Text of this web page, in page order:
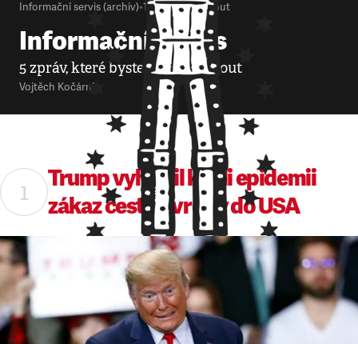
Informační servis (archiv)•12. 3. 2020•8minut
Informační servis
5 zpráv, které byste neměli minout
Vojtěch Kočárník
Trump vyhlásil kvůli epidemii
zákaz cest z Evropy do USA